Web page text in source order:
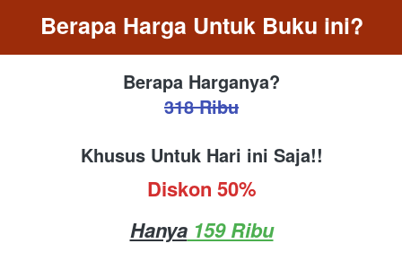
Berapa Harga Untuk Buku ini?
Berapa Harganya?
318 Ribu
Khusus Untuk Hari ini Saja!!
Diskon 50%
Hanya 159 Ribu